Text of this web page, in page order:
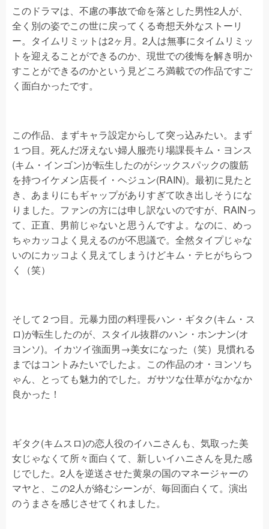
このドラマは、不慮の事故で命を落とした男性2人が、
全く別の姿でこの世に戻ってくる奇想天外なストーリ
ー。タイムリミットは2ヶ月。2人は無事にタイムリミッ
トを迎えることができるのか、現世での後悔を解き明か
すことができるのかという見どころ満載での作品ですご
く面白かったです。
この作品、まずキャラ設定からして突っ込みたい。まず
１つ目。死んだ冴えない婦人服売り場課長キム・ヨンス
(キム・インゴン)が転生したのがシックスパックの腹筋
を持つイケメン店長イ・ヘジュン(RAIN)。最初に見たと
き、あまりにもギャップがありすぎて吹き出しそうにな
りました。ファンの方には申し訳ないのですが、RAINっ
て、正直、男前じゃないと思うんですよ。なのに、めっ
ちゃカッコよく見えるのが不思議で。全然タイプじゃな
いのにカッコよく見えてしまうけどキム・テヒがちらつ
く（笑）
そして２つ目。元暴力団の料理長ハン・ギタク(キム・ス
ロ)が転生したのが、スタイル抜群のハン・ホンナン(オ
ヨンソ)。イカツイ強面男→美女になった（笑）見慣れる
まではコントみたいでしたよ。この作品のオ・ヨンソち
ゃん、とっても魅力的でした。ガサツな仕草がなかなか
良かった！
ギタク(キムスロ)の恋人役のイハニさんも、気取った美
女じゃなくて所々面白くて、新しいイハニさんを見た感
じでした。2人を逆送させた黄泉の国のマネージャーの
マヤと、この2人が絡むシーンが、毎回面白くて。演出
のうまさを感じさせてくれました。